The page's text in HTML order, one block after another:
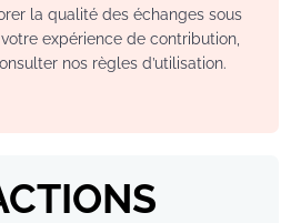
la qualité des échanges sous
expérience de contribution,
nos règles d’utilisation.